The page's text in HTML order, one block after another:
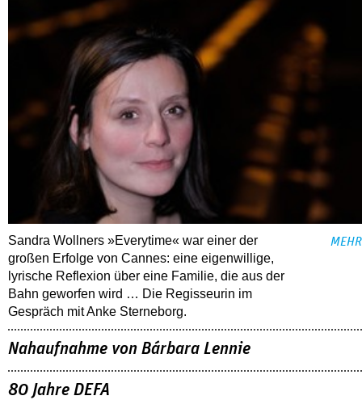
Sandra Wollners »Everytime« war einer der
großen Erfolge von Cannes: eine eigenwillige,
lyrische Reflexion über eine ­Familie, die aus der
Bahn geworfen wird … Die Regisseurin im
Gespräch mit Anke Sterneborg.
MEHR
Nahaufnahme von Bárbara Lennie
80 Jahre DEFA